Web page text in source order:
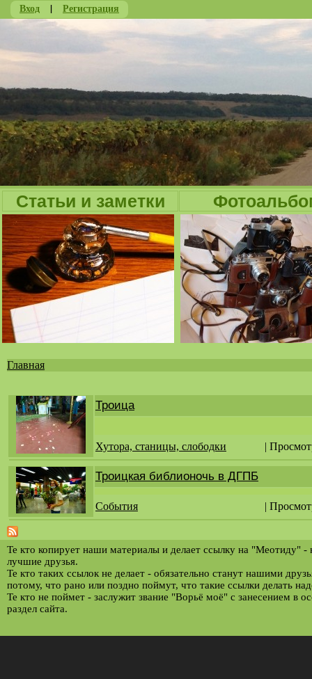
Вход | Регистрация
Статьи и заметки
здесь
Главная
Троица
Хутора, станицы, слободки |
Троицкая библионочь в ДГПБ
События |
Те кто копирует наши материалы и делает ссылку на "Меотиду" -
лучшие друзья.
Те кто таких ссылок не делает - обязательно станут нашими
потому, что рано или поздно поймут, что такие ссылки делать
Те кто не поймет - заслужит звание "Ворьё моё" с занесением в
раздел сайта.